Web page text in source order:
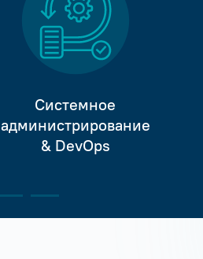
Системное
администрирование
& DevOps